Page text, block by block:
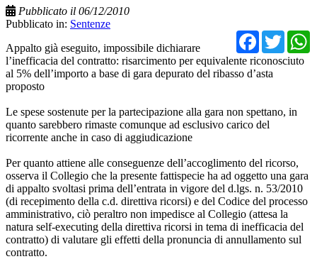
Pubblicato il 06/12/2010
Pubblicato in: Sentenze
Appalto già eseguito, impossibile dichiarare
l’inefficacia del contratto: risarcimento per equivalente riconosciuto
al 5% dell’importo a base di gara depurato del ribasso d’asta
proposto
Le spese sostenute per la partecipazione alla gara non spettano, in
quanto sarebbero rimaste comunque ad esclusivo carico del
ricorrente anche in caso di aggiudicazione
Per quanto attiene alle conseguenze dell’accoglimento del ricorso,
osserva il Collegio che la presente fattispecie ha ad oggetto una gara
di appalto svoltasi prima dell’entrata in vigore del d.lgs. n. 53/2010
(di recepimento della c.d. direttiva ricorsi) e del Codice del processo
amministrativo, ciò peraltro non impedisce al Collegio (attesa la
natura self-executing della direttiva ricorsi in tema di inefficacia del
contratto) di valutare gli effetti della pronuncia di annullamento sul
contratto.